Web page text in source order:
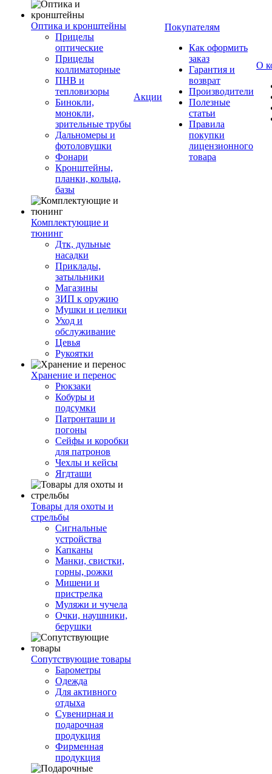
Оптика и кронштейны
Прицелы
оптические
Прицелы
коллиматорные
ПНВ и
тепловизоры
Бинокли,
монокли,
зрительные трубы
Дальномеры и
фотоловушки
Фонари
Кронштейны,
планки, кольца,
базы
Комплектующие и
тюнинг
Дтк, дульные
насадки
Приклады,
затыльники
Магазины
ЗИП к оружию
Мушки и целики
Уход и
обслуживание
Цевья
Рукоятки
Хранение и перенос
Рюкзаки
Кобуры и
подсумки
Патронташи и
погоны
Сейфы и коробки
для патронов
Чехлы и кейсы
Ягдташи
Товары для охоты и
стрельбы
Сигнальные
устройства
Капканы
Манки, свистки,
горны, рожки
Мишени и
пристрелка
Муляжи и чучела
Очки, наушники,
берушки
Сопутствующие товары
Барометры
Одежда
Для активного
отдыха
Сувенирная и
подарочная
продукция
Фирменная
продукция
Акции
Покупателям
Как оформить
заказ
Гарантия и
возврат
Производители
Полезные
статьи
Правила
покупки
лицензионного
товара
О